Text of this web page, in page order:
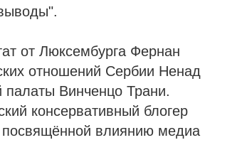
от Люксембурга Фернан
отношений Сербии Ненад
палаты Винченцо Трани.
консервативный блогер
посвящённой влиянию медиа